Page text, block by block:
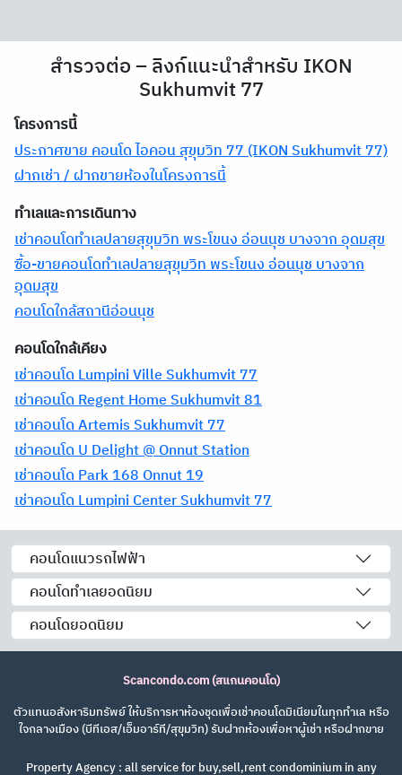
สำรวจต่อ – ลิงก์แนะนำสำหรับ IKON
Sukhumvit 77
โครงการนี้
ประกาศขาย คอนโด ไอคอน สุขุมวิท 77 (IKON Sukhumvit 77)
ฝากเช่า / ฝากขายห้องในโครงการนี้
ทำเลและการเดินทาง
เช่าคอนโดทำเลปลายสุขุมวิท พระโขนง อ่อนนุช บางจาก อุดมสุข
ซื้อ-ขายคอนโดทำเลปลายสุขุมวิท พระโขนง อ่อนนุช บางจาก
อุดมสุข
คอนโดใกล้สถานีอ่อนนุช
คอนโดใกล้เคียง
เช่าคอนโด Lumpini Ville Sukhumvit 77
เช่าคอนโด Regent Home Sukhumvit 81
เช่าคอนโด Artemis Sukhumvit 77
เช่าคอนโด U Delight @ Onnut Station
เช่าคอนโด Park 168 Onnut 19
เช่าคอนโด Lumpini Center Sukhumvit 77
คอนโดแนวรถไฟฟ้า
คอนโดทำเลยอดนิยม
คอนโดยอดนิยม
Scancondo.com (สแกนคอนโด)
ตัวแทนอสังหาริมทรัพย์ ให้บริการหาห้องชุดเพื่อเช่าคอนโดมิเนียมในทุกทำเล หรือ
ใจกลางเมือง (บีทีเอส/เอ็มอาร์ที/สุขุมวิท) รับฝากห้องเพื่อหาผู้เช่า หรือฝากขาย
Property Agency : all service for buy,sell,rent condominium in any